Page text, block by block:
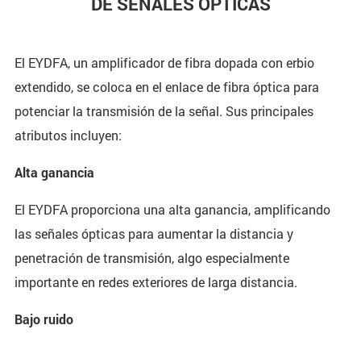
El EYDFA, un amplificador de fibra dopada con erbio
extendido, se coloca en el enlace de fibra óptica para
potenciar la transmisión de la señal. Sus principales
atributos incluyen:
Alta ganancia
El EYDFA proporciona una alta ganancia, amplificando
las señales ópticas para aumentar la distancia y
penetración de transmisión, algo especialmente
importante en redes exteriores de larga distancia.
Bajo ruido